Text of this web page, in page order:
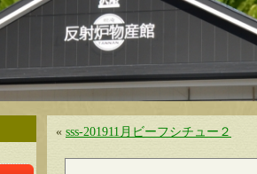
« sss-201911月ビーフシチュー２